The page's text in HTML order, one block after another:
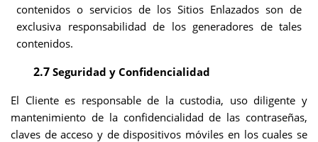
contenidos o servicios de los Sitios Enlazados son de
exclusiva responsabilidad de los generadores de tales
contenidos.
2.7 Seguridad y Confidencialidad
El Cliente es responsable de la custodia, uso diligente y
mantenimiento de laconfidencialidad de las contraseñas,
claves de acceso y de dispositivos móviles en los cuales se